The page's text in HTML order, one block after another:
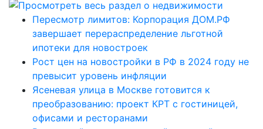
Пересмотр лимитов: Корпорация ДОМ.РФ
завершает перераспределение льготной
ипотеки для новостроек
Рост цен на новостройки в РФ в 2024 году не
превысит уровень инфляции
Ясеневая улица в Москве готовится к
преобразованию: проект КРТ с гостиницей,
офисами и ресторанами